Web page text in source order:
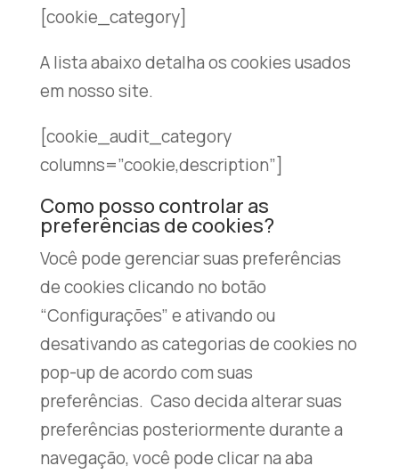
[cookie_category]
A lista abaixo detalha os cookies usados ​​
em nosso site.
[cookie_audit_category
columns=”cookie,description”]
Como posso controlar as
preferências de cookies?
Você pode gerenciar suas preferências
de cookies clicando no botão
“Configurações” e ativando ou
desativando as categorias de cookies no
pop-up de acordo com suas
preferências. Caso decida alterar suas
preferências posteriormente durante a
navegação, você pode clicar na aba